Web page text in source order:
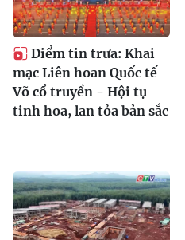
Điểm tin trưa: Khai
mạc Liên hoan Quốc tế
Võ cổ truyền - Hội tụ
tinh hoa, lan tỏa bản sắc